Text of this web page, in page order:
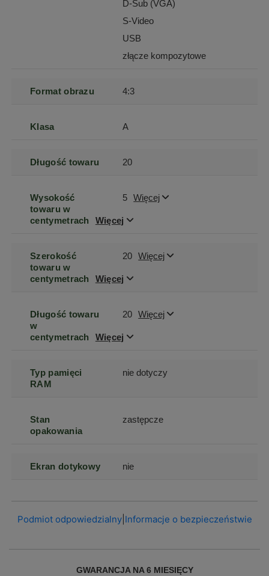
D-Sub (VGA)
S-Video
USB
złącze kompozytowe
Format obrazu 4:3
Klasa A
Długość towaru 20
Wysokość
towaru w
centymetrach
Więcej
5 Więcej
Szerokość
towaru w
centymetrach
Więcej
20 Więcej
Długość towaru
w
centymetrach
Więcej
20 Więcej
Typ pamięci
RAM
nie dotyczy
Stan
opakowania
zastępcze
Ekran dotykowy nie
Podmiot odpowiedzialny| Informacje o bezpieczeństwie
GWARANCJA NA 6 MIESIĘCY